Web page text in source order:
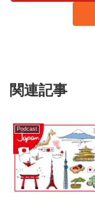
関連記事
Podcast